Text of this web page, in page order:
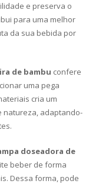
e preserva o
para uma melhor
da sua bebida por
de bambu confere
uma pega
cria um
natureza, adaptando-
doseadora de
beber de forma
Dessa forma, pode